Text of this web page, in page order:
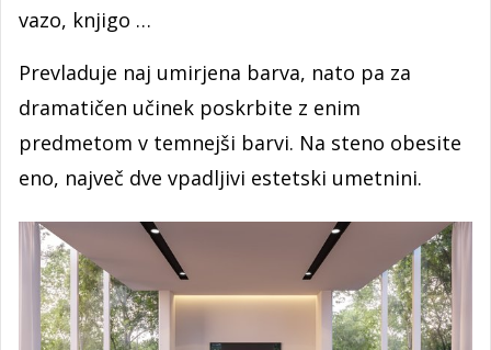
vazo, knjigo …
Prevladuje naj umirjena barva, nato pa za
dramatičen učinek poskrbite z enim
predmetom v temnejši barvi. Na steno obesite
eno, največ dve vpadljivi estetski umetnini.